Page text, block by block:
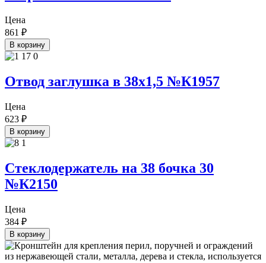
Цена
861 ₽
В корзину
Отвод заглушка в 38х1,5 №К1957
Цена
623 ₽
В корзину
Стеклодержатель на 38 бочка 30
№К2150
Цена
384 ₽
В корзину